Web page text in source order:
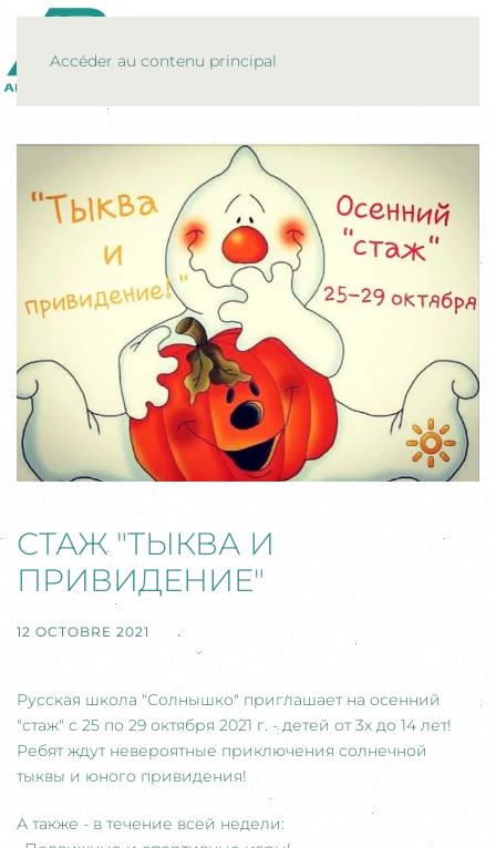
Accéder au contenu principal
СТАЖ "ТЫКВА И
ПРИВИДЕНИЕ"
12 OCTOBRE 2021
Русская школа "Солнышко" приглашает на осенний
"стаж" с 25 по 29 октября 2021 г. - детей от 3х до 14 лет!
Ребят ждут невероятные приключения солнечной
тыквы и юного привидения!
А также - в течение всей недели: